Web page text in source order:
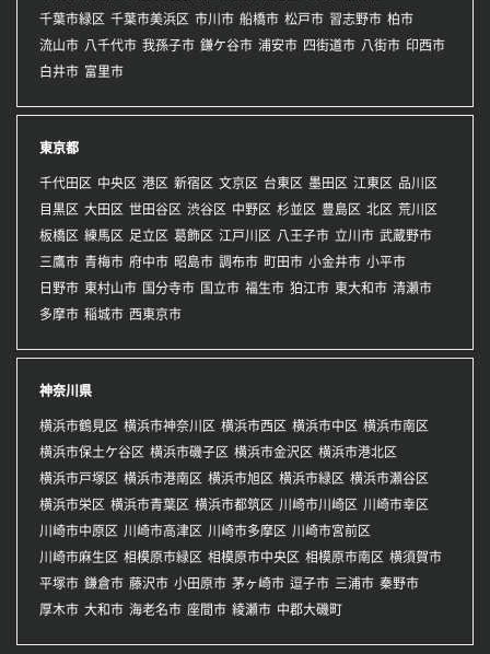
千葉市緑区 千葉市美浜区 市川市 船橋市 松戸市 習志野市 柏市
流山市 八千代市 我孫子市 鎌ケ谷市 浦安市 四街道市 八街市 印西市
白井市 富里市
東京都
千代田区 中央区 港区 新宿区 文京区 台東区 墨田区 江東区 品川区
目黒区 大田区 世田谷区 渋谷区 中野区 杉並区 豊島区 北区 荒川区
板橋区 練馬区 足立区 葛飾区 江戸川区 八王子市 立川市 武蔵野市
三鷹市 青梅市 府中市 昭島市 調布市 町田市 小金井市 小平市
日野市 東村山市 国分寺市 国立市 福生市 狛江市 東大和市 清瀬市
多摩市 稲城市 西東京市
神奈川県
横浜市鶴見区 横浜市神奈川区 横浜市西区 横浜市中区 横浜市南区
横浜市保土ケ谷区 横浜市磯子区 横浜市金沢区 横浜市港北区
横浜市戸塚区 横浜市港南区 横浜市旭区 横浜市緑区 横浜市瀬谷区
横浜市栄区 横浜市青葉区 横浜市都筑区 川崎市川崎区 川崎市幸区
川崎市中原区 川崎市高津区 川崎市多摩区 川崎市宮前区
川崎市麻生区 相模原市緑区 相模原市中央区 相模原市南区 横須賀市
平塚市 鎌倉市 藤沢市 小田原市 茅ヶ崎市 逗子市 三浦市 秦野市
厚木市 大和市 海老名市 座間市 綾瀬市 中郡大磯町